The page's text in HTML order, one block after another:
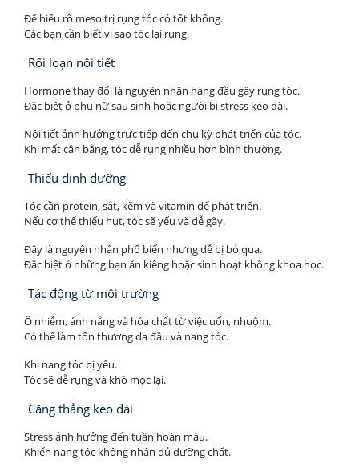
Để hiểu rõ meso trị rụng tóc có tốt không.
Các bạn cần biết vì sao tóc lại rụng.
Rối loạn nội tiết
Hormone thay đổi là nguyên nhân hàng đầu gây rụng tóc.
Đặc biệt ở phụ nữ sau sinh hoặc người bị stress kéo dài.
Nội tiết ảnh hưởng trực tiếp đến chu kỳ phát triển của tóc.
Khi mất cân bằng, tóc dễ rụng nhiều hơn bình thường.
Thiếu dinh dưỡng
Tóc cần protein, sắt, kẽm và vitamin để phát triển.
Nếu cơ thể thiếu hụt, tóc sẽ yếu và dễ gãy.
Đây là nguyên nhân phổ biến nhưng dễ bị bỏ qua.
Đặc biệt ở những bạn ăn kiêng hoặc sinh hoạt không khoa học.
Tác động từ môi trường
Ô nhiễm, ánh nắng và hóa chất từ việc uốn, nhuộm.
Có thể làm tổn thương da đầu và nang tóc.
Khi nang tóc bị yếu.
Tóc sẽ dễ rụng và khó mọc lại.
Căng thẳng kéo dài
Stress ảnh hưởng đến tuần hoàn máu.
Khiến nang tóc không nhận đủ dưỡng chất.